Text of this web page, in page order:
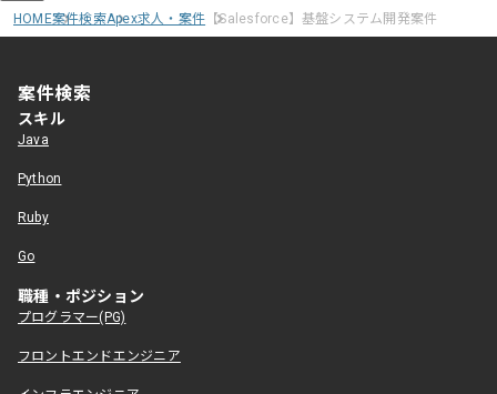
HOME案件検索Apex求人・案件 【Salesforce】基盤システム開発案件
案件検索
スキル
Java
Python
Ruby
Go
職種・ポジション
プログラマー(PG)
フロントエンドエンジニア